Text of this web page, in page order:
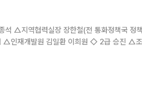
△지역협력실장 장한철(전 통화정책국 정책
△조사국 안병권 △금융결제국 이상엽 △발권국 김동균 △국제